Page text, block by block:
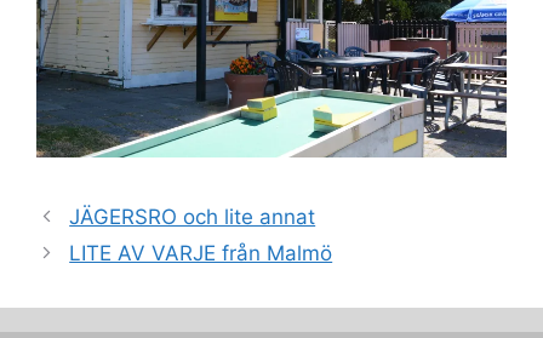
JÄGERSRO och lite annat
LITE AV VARJE från Malmö